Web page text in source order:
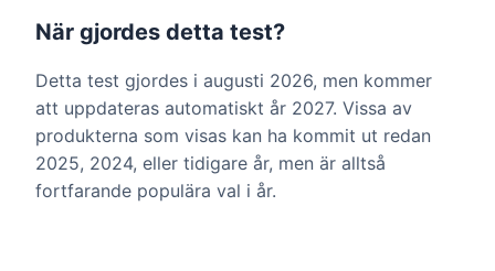
När gjordes detta test?
Detta test gjordes i augusti 2026, men kommer
att uppdateras automatiskt år 2027. Vissa av
produkterna som visas kan ha kommit ut redan
2025, 2024, eller tidigare år, men är alltså
fortfarande populära val i år.